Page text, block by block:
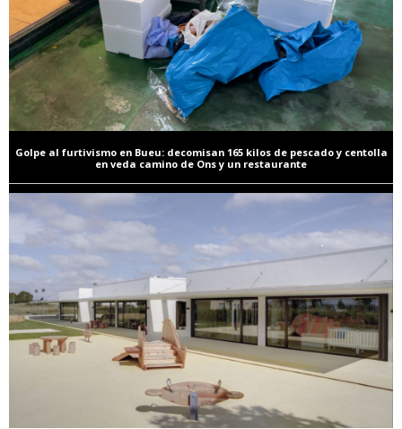
Golpe al furtivismo en Bueu: decomisan 165 kilos de pescado y centolla
en veda camino de Ons y un restaurante